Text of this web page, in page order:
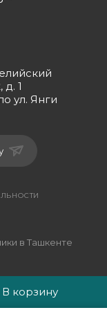
В корзину
1
ул. Янги
в Ташкенте